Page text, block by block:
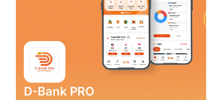
D-Bank PRO